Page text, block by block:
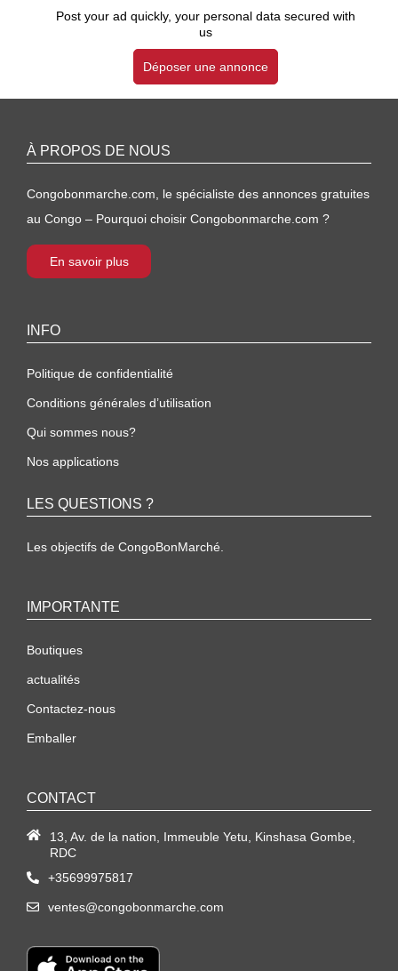
Post your ad quickly, your personal data secured with
us
Déposer une annonce
À PROPOS DE NOUS
Congobonmarche.com, le spécialiste des annonces gratuites
au Congo – Pourquoi choisir Congobonmarche.com ?
En savoir plus
INFO
Politique de confidentialité
Conditions générales d’utilisation
Qui sommes nous?
Nos applications
LES QUESTIONS ?
Les objectifs de CongoBonMarché.
IMPORTANTE
Boutiques
actualités
Contactez-nous
Emballer
CONTACT
13, Av. de la nation, Immeuble Yetu, Kinshasa Gombe,
RDC
+35699975817
ventes@congobonmarche.com